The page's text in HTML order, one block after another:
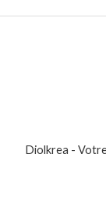
Diolkrea -